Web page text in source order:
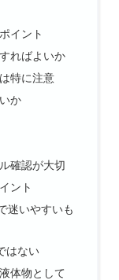
イント
ればよいか
特に注意
か
確認が大切
ント
迷いやすいも
はない
体物として